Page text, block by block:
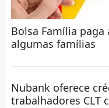
Bolsa Família paga
algumas famílias
Nubank oferece
trabalhadores CLT